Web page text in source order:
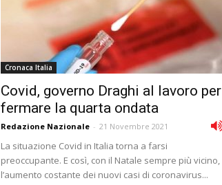
Cronaca Italia
Covid, governo Draghi al lavoro per
fermare la quarta ondata
Redazione Nazionale - 21 Novembre 2021
La situazione Covid in Italia torna a farsi
preoccupante. E così, con il Natale sempre più vicino,
l’aumento costante dei nuovi casi di coronavirus...